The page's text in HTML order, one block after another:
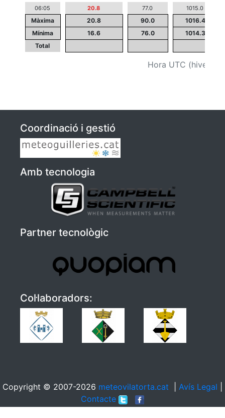
Hora UTC (hivern
06:05
20.8 77.0 1015.0
Màxima 20.8 90.0
1016.4
Mínima
16.6 76.0
1014.3
Total
Coordinació i gestió
Amb tecnologia
Partner tecnològic
Col·laboradors:
Copyright © 2007-2026 meteovilatorta.cat Avís Legal
Contacte